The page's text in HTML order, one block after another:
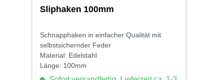
Sliphaken 100mm
Schnapphaken in einfacher Qualität mit
selbstsichernder Feder
Material: Edelstahl
Länge: 100mm